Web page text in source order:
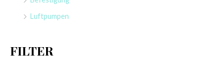
Luftpumpen
FILTER